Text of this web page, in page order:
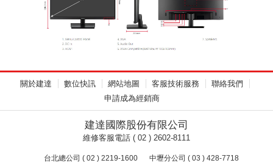
關於建達 數位快訊 網站地圖 客服技術服務
聯絡我們
申請成為經銷商
建達國際股份有限公司
維修客服電話 ( 02 ) 2602-8111
台北總公司 ( 02 ) 2219-1600
中壢分公司 ( 03 ) 428-7718